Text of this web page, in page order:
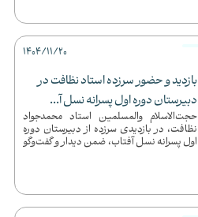
بازدید و حضور سرزده استاد نظافت در
دبیرستان دوره اول پسرانه نسل آ...
حجت‌الاسلام والمسلمین استاد محمدجواد
نظافت، در بازدیدی سرزده از دبیرستان دوره
اول پسرانه نسل آفتاب، ضمن دیدار و گفت‌وگو
1404/11/20